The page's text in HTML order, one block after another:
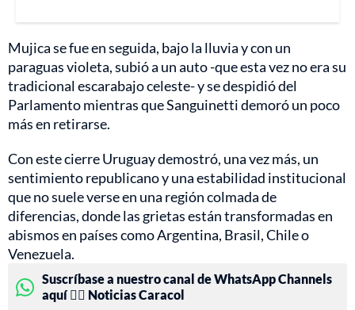
Mujica se fue en seguida, bajo la lluvia y con un
paraguas violeta, subió a un auto -que esta vez no era su
tradicional escarabajo celeste- y se despidió del
Parlamento mientras que Sanguinetti demoró un poco
más en retirarse.
Con este cierre Uruguay demostró, una vez más, un
sentimiento republicano y una estabilidad institucional
que no suele verse en una región colmada de
diferencias, donde las grietas están transformadas en
abismos en países como Argentina, Brasil, Chile o
Venezuela.
Suscríbase a nuestro canal de WhatsApp Channels
aquí 👉🏻 Noticias Caracol